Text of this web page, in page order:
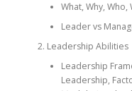
What, Why,
Leader vs
Leadership Abilities
Leadership
Leadership,